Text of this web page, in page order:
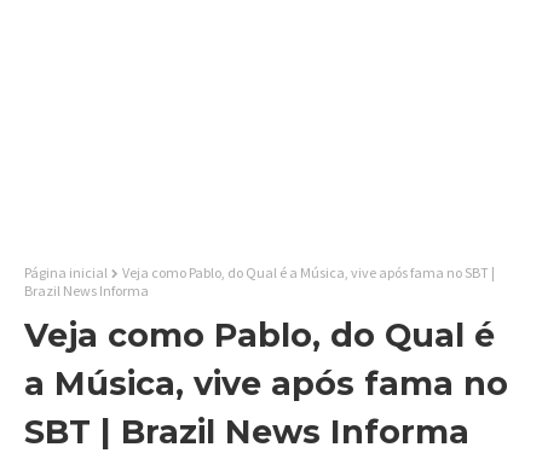
Página inicial
Veja como Pablo, do Qual é a Música, vive após fama no SBT |
Brazil News Informa
Veja como Pablo, do Qual é
a Música, vive após fama no
SBT | Brazil News Informa